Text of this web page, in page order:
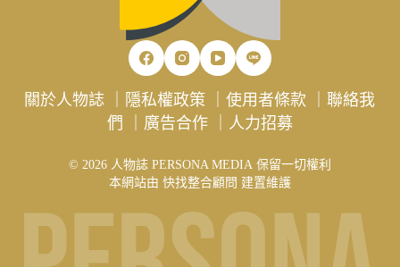
關於人物誌 隱私權政策 ｜使用者條款 ｜聯絡我
們
廣告合作｜ 人力招募
© 2026 人物誌 PERSONA MEDIA 保留一切權利
本網站由 快找整合顧問 建置維護